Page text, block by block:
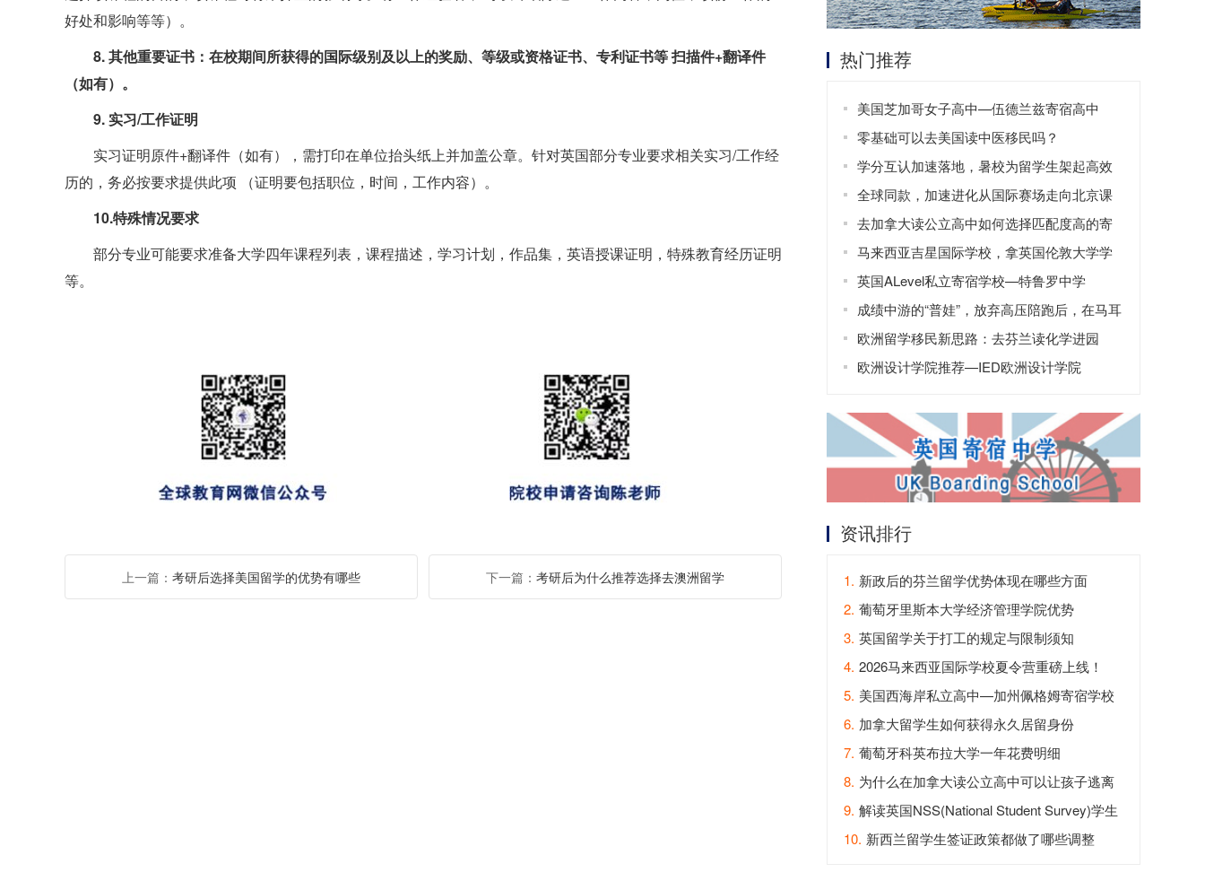
好处和影响等等）。
8. 其他重要证书：在校期间所获得的国际级别及以上的奖励、等级或资格证书、专利证书等 扫描件+翻译件
（如有）。
9. 实习/工作证明
实习证明原件+翻译件（如有），需打印在单位抬头纸上并加盖公章。针对英国部分专业要求相关实习/工作经
历的，务必按要求提供此项 （证明要包括职位，时间，工作内容）。
10.特殊情况要求
部分专业可能要求准备大学四年课程列表，课程描述，学习计划，作品集，英语授课证明，特殊教育经历证明
等。
上一篇： 考研后选择美国留学的优势有哪些 下一篇： 考研后为什么推荐选择去澳洲留学
热门推荐
美国芝加哥女子高中—伍德兰兹寄宿高中
零基础可以去美国读中医移民吗？
学分互认加速落地，暑校为留学生架起高效
修读学分的桥梁
全球同款，加速进化从国际赛场走向北京课
堂
去加拿大读公立高中如何选择匹配度高的寄
宿家庭？
马来西亚吉星国际学校，拿英国伦敦大学学
历
英国ALevel私立寄宿学校—特鲁罗中学
成绩中游的“普娃”，放弃高压陪跑后，在马耳
他找回了自信！
欧洲留学移民新思路：去芬兰读化学进园
区，工作两年拿永居？
欧洲设计学院推荐—IED欧洲设计学院
资讯排行
1. 新政后的芬兰留学优势体现在哪些方面
2. 葡萄牙里斯本大学经济管理学院优势
3. 英国留学关于打工的规定与限制须知
4. 2026马来西亚国际学校夏令营重磅上线！
5. 美国西海岸私立高中—加州佩格姆寄宿学校
6. 加拿大留学生如何获得永久居留身份
7. 葡萄牙科英布拉大学一年花费明细
8. 为什么在加拿大读公立高中可以让孩子逃离
内卷？
9. 解读英国NSS(National Student Survey)学生
满意度调查
10. 新西兰留学生签证政策都做了哪些调整